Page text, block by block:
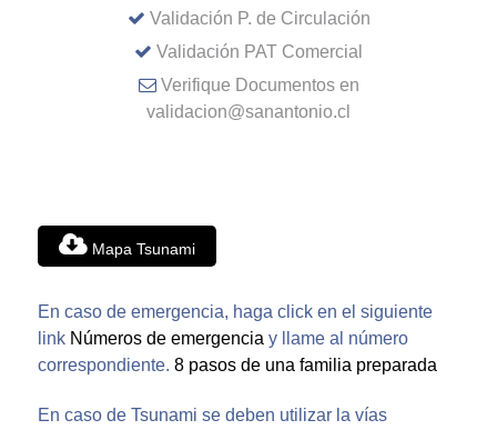
Validación P. de Circulación
Validación PAT Comercial
Verifique Documentos en
validacion@sanantonio.cl
Mapa Tsunami
En caso de emergencia, haga click en el siguiente
link Números de emergencia y llame al número
correspondiente. 8 pasos de una familia preparada
En caso de Tsunami se deben utilizar la vías